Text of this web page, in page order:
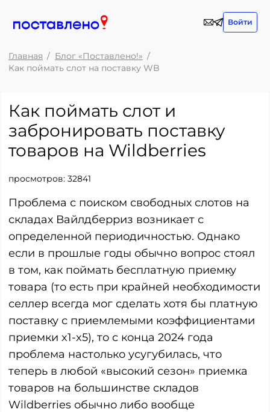
Войти
Главная
Блог «Поставлено!»
Как поймать слот на поставку WB
Как поймать слот и
забронировать поставку
товаров на Wildberries
просмотров: 32841
Проблема с поиском свободных слотов на
складах Вайлдберриз возникает с
определенной периодичностью. Однако
если в прошлые годы обычно вопрос стоял
в том, как поймать бесплатную приемку
товара (то есть при крайней необходимости
селлер всегда мог сделать хотя бы платную
поставку с приемлемыми коэффициентами
приемки x1-x5), то с конца 2024 года
проблема настолько усугубилась, что
теперь в любой «высокий сезон» приемка
товаров на большинстве складов
Wildberries обычно либо вообще